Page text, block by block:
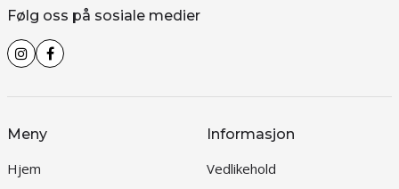
Følg oss på sosiale medier
Meny
Hjem
Informasjon
Vedlikehold